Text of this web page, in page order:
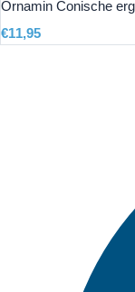
Ornamin Conische
€11,95